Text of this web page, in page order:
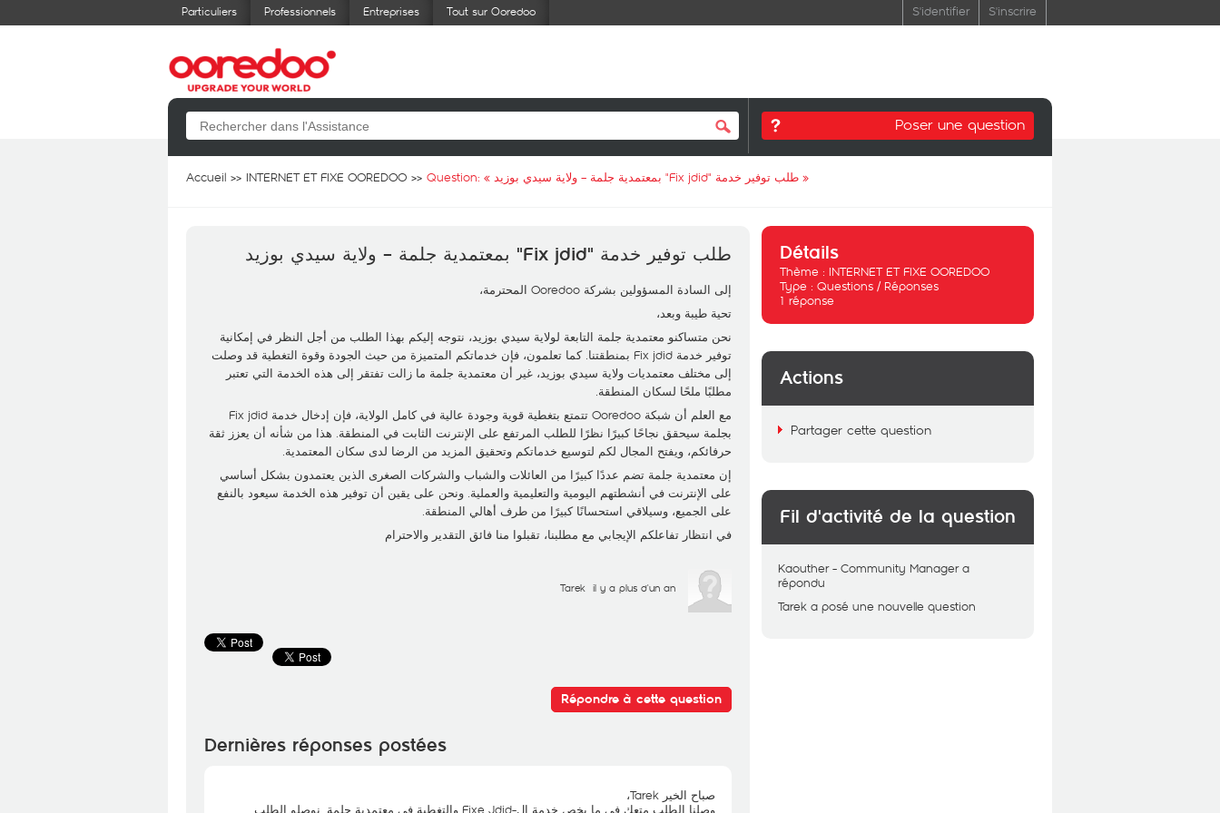
Particuliers Professionnels Entreprises Tout sur Ooredoo S'identifier S'inscrire
Poser une question
Accueil INTERNET ET FIXE OOREDOO Question: « طلب توفير خدمة "Fix jdid" بمعتمدية جلمة – ولاية سيدي بوزيد »
طلب توفير خدمة "Fix jdid" بمعتمدية جلمة – ولاية سيدي بوزيد
إلى السادة المسؤولين بشركة Ooredoo المحترمة،
تحية طيبة وبعد،
نحن متساكنو معتمدية جلمة التابعة لولاية سيدي بوزيد، نتوجه إليكم بهذا الطلب من أجل النظر في إمكانية
توفير خدمة Fix jdid بمنطقتنا. كما تعلمون، فإن خدماتكم المتميزة من حيث الجودة وقوة التغطية قد وصلت
إلى مختلف معتمديات ولاية سيدي بوزيد، غير أن معتمدية جلمة ما زالت تفتقر إلى هذه الخدمة التي تعتبر
مطلبًا ملحًا لسكان المنطقة.
مع العلم أن شبكة Ooredoo تتمتع بتغطية قوية وجودة عالية في كامل الولاية، فإن إدخال خدمة Fix jdid
بجلمة سيحقق نجاحًا كبيرًا نظرًا للطلب المرتفع على الإنترنت الثابت في المنطقة. هذا من شأنه أن يعزز ثقة
حرفائكم، ويفتح المجال لكم لتوسيع خدماتكم وتحقيق المزيد من الرضا لدى سكان المعتمدية.
إن معتمدية جلمة تضم عددًا كبيرًا من العائلات والشباب والشركات الصغرى الذين يعتمدون بشكل أساسي
على الإنترنت في أنشطتهم اليومية والتعليمية والعملية. ونحن على يقين أن توفير هذه الخدمة سيعود بالنفع
على الجميع، وسيلاقي استحسانًا كبيرًا من طرف أهالي المنطقة.
في انتظار تفاعلكم الإيجابي مع مطلبنا، تقبلوا منا فائق التقدير والاحترام
Tarek il y a plus d'un an
Répondre à cette question
Dernières réponses postées
صباح الخير Tarek،
وصلنا الطلب متعك في ما يخص خدمة ال-Fixe Jdid والتغطية في معتمدية جلمة. نوصلو الطلب
Détails
Thème : INTERNET ET FIXE OOREDOO
Type : Questions / Réponses
1 réponse
Actions
Partager cette question
Fil d'activité de la question
Kaouther - Community Manager a
répondu
Tarek a posé une nouvelle question